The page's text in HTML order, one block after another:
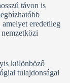
távon is
amelyet eredetileg
különböző
tulajdonságai